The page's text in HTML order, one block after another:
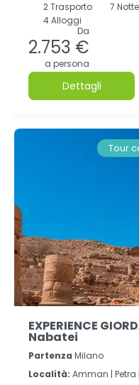
2Trasporto 7
4 Alloggi
Da
2.753 €
a persona
Dettagli
Tour
EXPERIENCE
Nabatei
Partenza Milano
Località: Amman | Petra |